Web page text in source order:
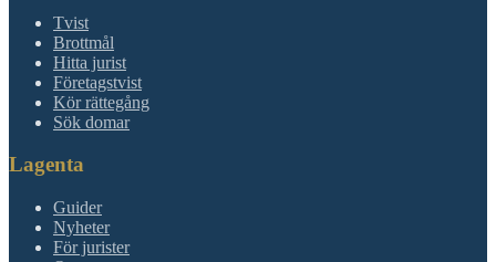
Tvist
Brottmål
Hitta jurist
Företagstvist
Kör rättegång
Sök domar
Lagenta
Guider
Nyheter
För jurister